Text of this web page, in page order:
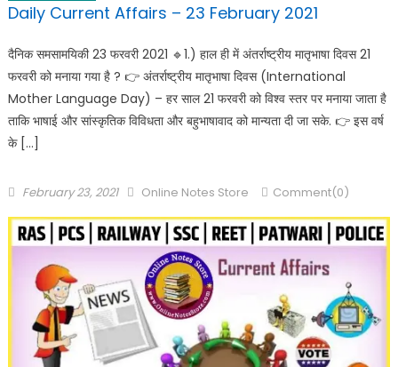
Daily Current Affairs – 23 February 2021
दैनिक समसामयिकी 23 फरवरी 2021 🔹️1.) हाल ही में अंतर्राष्ट्रीय मातृभाषा दिवस 21
फरवरी को मनाया गया है ? 👉 अंतर्राष्ट्रीय मातृभाषा दिवस (International
Mother Language Day) – हर साल 21 फरवरी को विश्व स्तर पर मनाया जाता है
ताकि भाषाई और सांस्कृतिक विविधता और बहुभाषावाद को मान्यता दी जा सके. 👉 इस वर्ष
के […]
February 23, 2021 Online Notes Store Comment(0)